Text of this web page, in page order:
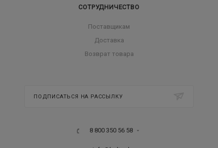
СОТРУДНИЧЕСТВО
Поставщикам
Доставка
Возврат товара
ПОДПИСАТЬСЯ НА РАССЫЛКУ
8 800 350 56 58